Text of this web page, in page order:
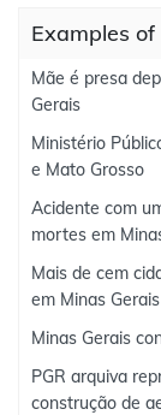
Examples
Mãe é presa
Gerais
Ministério
e Mato Grosso
Acidente com
mortes em
Mais de cem
em Minas Gerais
Minas Gerais
PGR arquiva
construção de